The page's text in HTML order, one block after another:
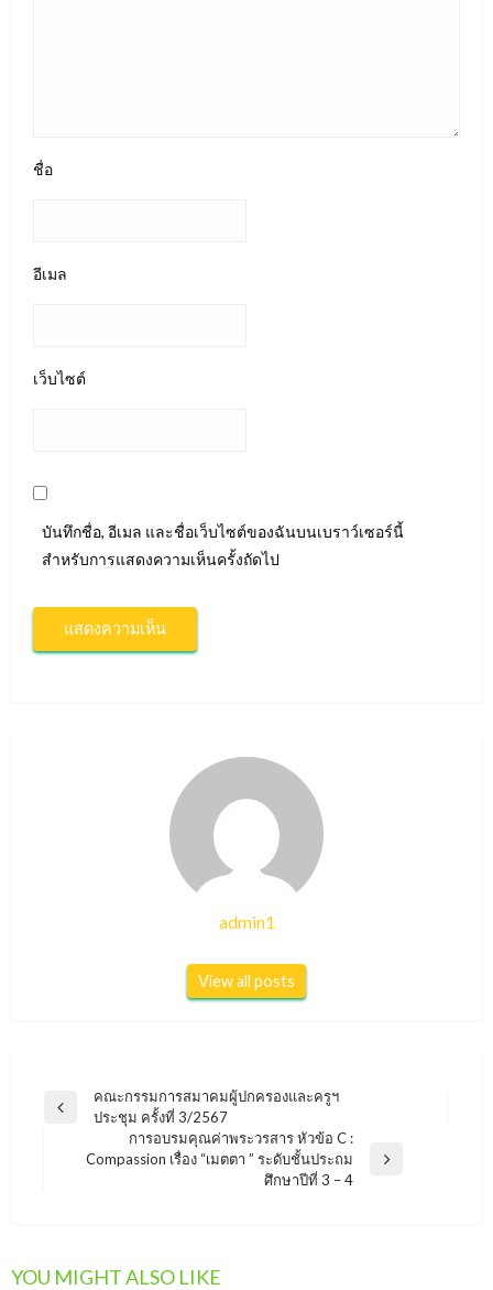
ชื่อ
อีเมล
เว็บไซต์
บันทึกชื่อ, อีเมล และชื่อเว็บไซต์ของฉันบนเบราว์เซอร์นี้
สำหรับการแสดงความเห็นครั้งถัดไป
admin1
View all posts
แนะแนว
Previous
คณะกรรมการสมาคมผู้ปกครองและครูฯ
ประชุม ครั้งที่ 3/2567
Next
การอบรมคุณค่าพระวรสาร หัวข้อ C :
Compassion เรื่อง “เมตตา ” ระดับชั้นประถม
ศึกษาปีที่ 3 – 4
YOU MIGHT ALSO LIKE